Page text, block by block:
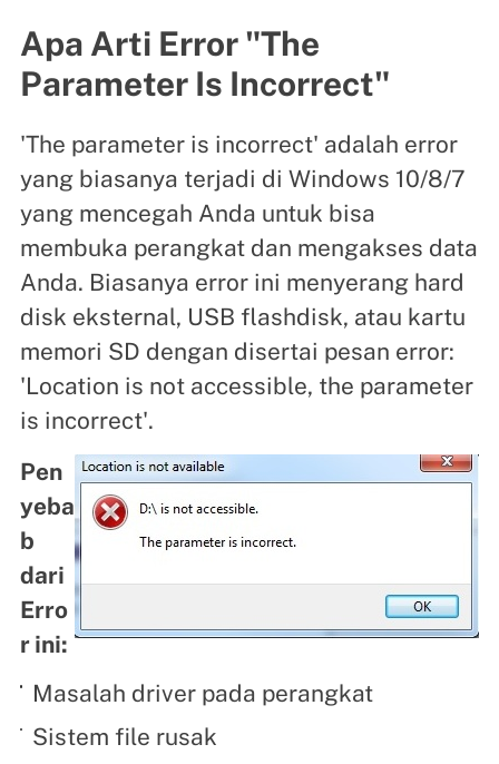
Apa Arti Error "The
Parameter Is Incorrect"
'The parameter is incorrect' adalah error
yang biasanya terjadi di Windows 10/8/7
yang mencegah Anda untuk bisa
membuka perangkat dan mengakses data
Anda. Biasanya error ini menyerang hard
disk eksternal, USB flashdisk, atau kartu
memori SD dengan disertai pesan error:
'Location is not accessible, the parameter
is incorrect'.
Pen
yeba
b
dari
Erro
r ini:
Masalah driver pada perangkat
Sistem file rusak